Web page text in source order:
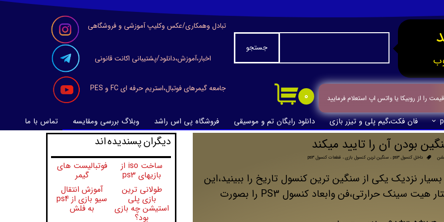
فان فکت،گیم پلی و تیزر بازی دانلود رایگان تم و موسیقی فروشگاه پی اس راشد وبلاگ بررسی ومقایسه تماس با ما
جامعه گیمرهای فوتبال،استریم حرفه ای FC و PES
تبادل وهمکاری/عکس وکلیپ آموزشی و فروشگاهی
اخبار،آموزش،دانلود/پشتیبانی اکانت قانونی
جستجو
۰ را از روبیکا یا واتس اپ استعلام فرمایید
داخل کنسول ps3 ،سنگین ترین کنسول بازی،قطعات کنسول ps3
نزدیک یکی از سنگین ترین کنسول تاریخ را ببینید،این
عکس ها که کمتر دیده شده،وضعیت ساختار هیت سینک حرارتی،فن وابعاد کنسول PS3 را بصورت
​​​دیگران پسندیده اند
ساخت iso از
بازیهای ps3
فوتبالیست های
گیمر
طولانی ترین
بازی پلی
استیشن چه بازی
بود؟
آموزش انتقال
سیو بازی از ps4
به فلش